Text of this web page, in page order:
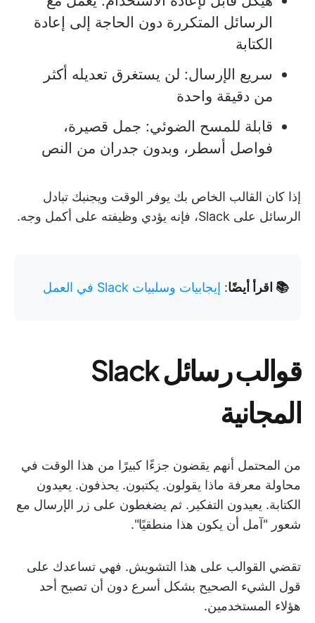
الرسائل المتكررة دون الحاجة إلى إعادة
الكتابة
سريع الإرسال: لن يستغرق تعديله أكثر
من دقيقة واحدة
قابلة للمسح الضوئي: جمل قصيرة،
فواصل أسطر، وبدون جدران من النص
إذا كان القالب الخاص بك يوفر الوقت ويجنبك تبادل
الرسائل على Slack، فإنه يؤدي وظيفته على أكمل وجه.
📚 اقرأ أيضًا: إيجابيات وسلبيات Slack في العمل
قوالب رسائل Slack
المجانية
من المحتمل أنهم يقضون جزءًا كبيرًا من هذا الوقت في
محاولة معرفة ماذا يقولون. يكتبون. يحذفون. يعيدون
الكتابة. يعيدون التفكير. ثم يضغطون على زر الإرسال مع
شعور "آمل أن يكون هذا منطقيًا".
تقضي القوالب على هذا التشويش. فهي تساعدك على
قول الشيء الصحيح بشكل أسرع دون أن تصبح أحد
هؤلاء المستخدمين.